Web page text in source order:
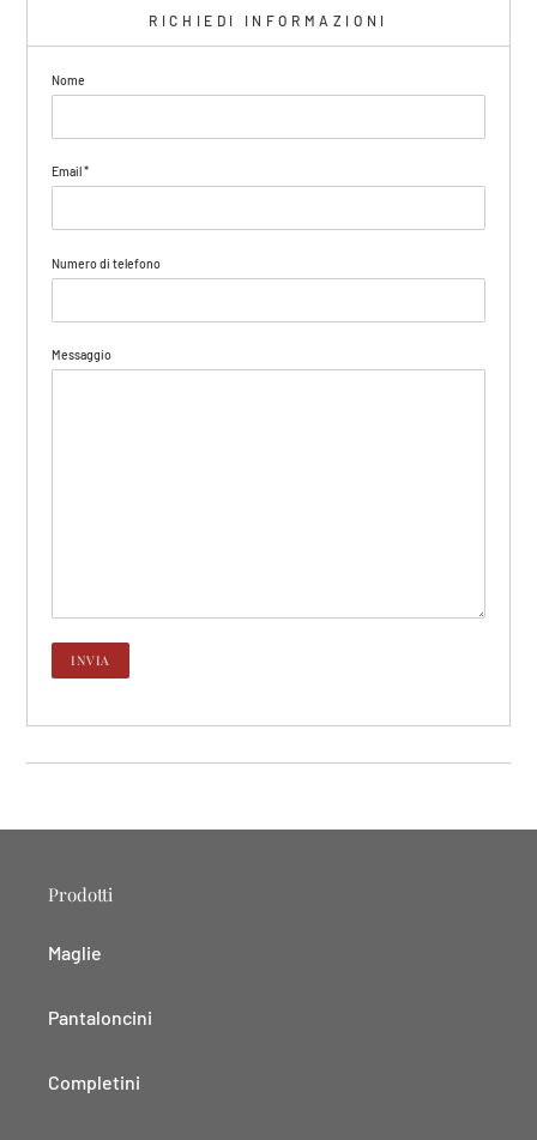
RICHIEDI INFORMAZIONI
Nome
Email*
Numero di telefono
Messaggio
Prodotti
Maglie
Pantaloncini
Completini